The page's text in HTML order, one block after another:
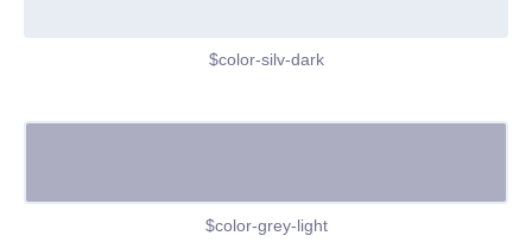
$color-silv-dark
$color-grey-light